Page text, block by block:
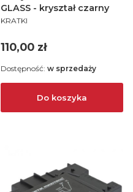
GLASS - kryształ czarny
PRODUCENT
KRATKI
Cena
110,00 zł
Do koszyka
Dostępność: w sprzedaży